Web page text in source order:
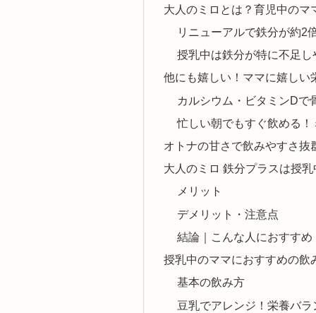
大人のミロとは？育児中のマ
リニューアルで鉄分が約2
授乳中は鉄分が特に不足し
他にも嬉しい！ママに嬉しい
カルシウム・ビタミンDで
忙しい朝でもすぐ飲める
オトナの甘さで飲みやすさ抜
大人のミロ 鉄分プラスは授
メリット
デメリット・注意点
結論｜こんな人におすすめ
授乳中のママにおすすめの飲
基本の飲み方
豆乳でアレンジ！栄養バ